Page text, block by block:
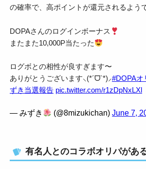
の確率で、高ポイントが還元されるよう
DOPAさんのログインボーナス
またまた10,000P当たった
ログボとの相性が良すぎます〜
ありがとうございます⸜(*´ᗜ`*)⸝#DOPAオ
ずき当選報告 pic.twitter.com/r1zDpNxLXl
— みずき (@8mizukichan)June 7,
有名人とのコラボオリパがあ